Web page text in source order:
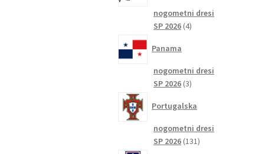
nogometni dresi
SP 2026 44
Panama
nogometni dresi
SP 2026 33
Portugalska
nogometni dresi
SP 2026 131131